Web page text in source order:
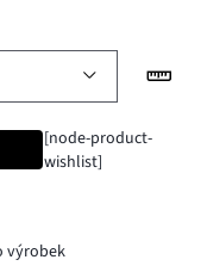
[node-product-
wishlist]
výrobek